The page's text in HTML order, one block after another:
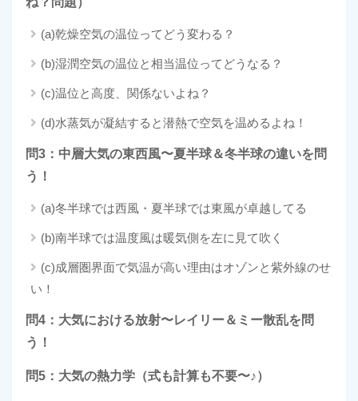
(a)乾燥空気の温位ってどう変わる？
(b)湿潤空気の温位と相当温位ってどうなる？
(c)温位と高度、関係ないよね？
(d)水蒸気が凝結すると潜熱で空気を温めるよね！
問3：中層大気の東西風〜夏半球＆冬半球の違いを問
う！
(a)冬半球では西風・夏半球では東風が卓越してる
(b)南半球では温度風は暖気側を左に見て吹く
(c)成層圏界面で気温が高い理由はオゾンと紫外線のせ
い！
問4：大気における放射〜レイリー＆ミー散乱を問
う！
問5：大気の熱力学（式も計算も不要〜♪）